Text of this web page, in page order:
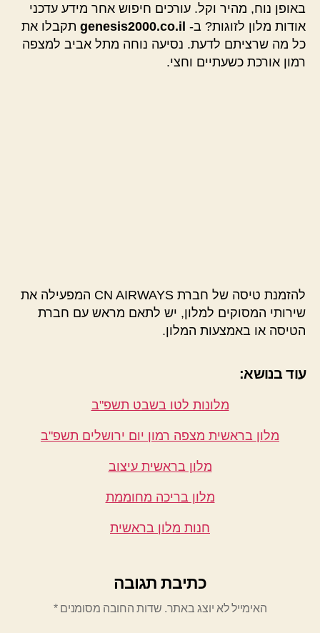
באופן נוח, מהיר וקל. עורכים חיפוש אחר מידע עדכני
אודות מלון לזוגות? ב- genesis2000.co.il תקבלו את
כל מה שרציתם לדעת. נסיעה נוחה מתל אביב למצפה
רמון אורכת כשעתיים וחצי.
להזמנת טיסה של חברת CN AIRWAYS המפעילה את
שירותי המסוקים למלון, יש לתאם מראש עם חברת
הטיסה או באמצעות המלון.
עוד בנושא:
מלונות לטו בשבט תשפ"ב
מלון בראשית מצפה רמון יום ירושלים תשפ"ב
מלון בראשית עיצוב
מלון בריכה מחוממת
חנות מלון בראשית
כתיבת תגובה
האימייל לא יוצג באתר. שדות החובה מסומנים*